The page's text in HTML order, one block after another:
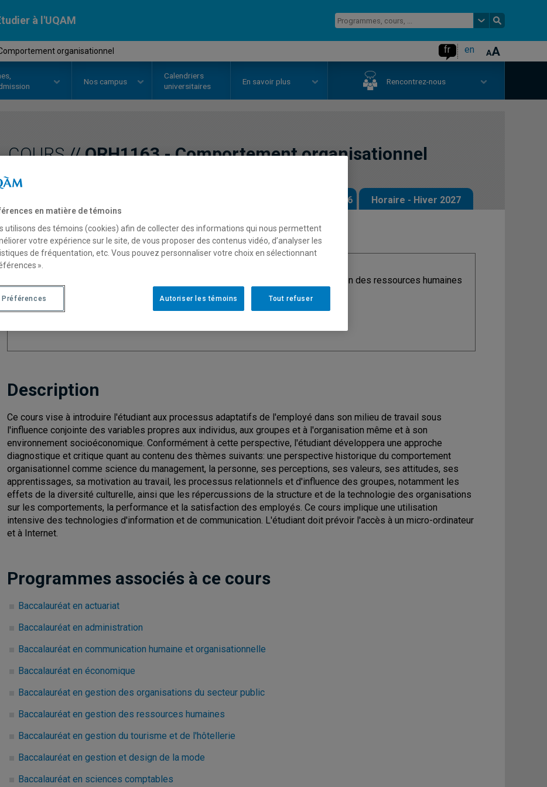
à l'UQAM
organisationnel fr en
Nos campus
Calendriers
universitaires
En savoir plus Rencontrez-nous
COURS// ORH1163-Comportement organisationnel
Horaire - Automne 2026 Horaire - Hiver 2027
Type de cours
: Organisation des ressources humaines
Description
Ce cours vise à introduire l'étudiant aux processus adaptatifs de l'employé dans son milieu de travail sous
l'influence conjointe des variables propres aux individus, aux groupes et à l'organisation même et à son
environnement socioéconomique. Conformément à cette perspective, l'étudiant développera une approche
diagnostique et critique quant au contenu des thèmes suivants: une perspective historique du comportement
organisationnel comme science du management, la personne, ses perceptions, ses valeurs, ses attitudes, ses
apprentissages, sa motivation au travail, les processus relationnels et d'influence des groupes, notamment les
effets de la diversité culturelle, ainsi que les répercussions de la structure et de la technologie des organisations
sur les comportements, la performance et la satisfaction des employés. Ce cours implique une utilisation
intensive des technologies d'information et de communication. L'étudiant doit prévoir l'accès à un micro-ordinateur
et à Internet.
Programmes associés à ce cours
Baccalauréat en actuariat
Baccalauréat en administration
Baccalauréat en communication humaine et organisationnelle
Baccalauréat en économique
Baccalauréat en gestion des organisations du secteur public
Baccalauréat en gestion des ressources humaines
Baccalauréat en gestion du tourisme et de l'hôtellerie
Baccalauréat en gestion et design de la mode
Baccalauréat en sciences comptables
en matière de témoins
utilisons des témoins (cookies) afin de collecter des informations qui nous permettent
votre expérience sur le site, de vous proposer des contenus vidéo, d’analyser les
de fréquentation, etc. Vous pouvez personnaliser votre choix en sélectionnant
».
Tout refuser
Autoriser les témoins
Préférences